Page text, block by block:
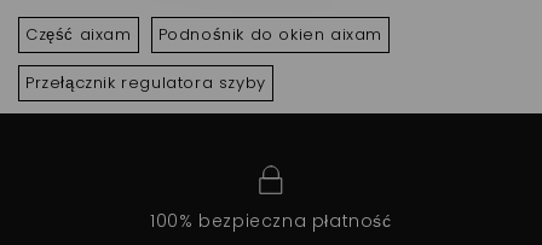
Część aixam Podnośnik do okien aixam
Przełącznik regulatora szyby
100% bezpieczna płatność